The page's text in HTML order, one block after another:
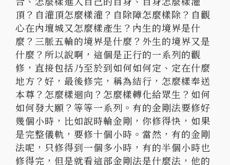
頂？自灌頂怎麼樣灌？ 自除障怎麼樣除？自觀
心在內壇城又怎麼樣產生？ 內生的境界是什
麼？三脈五輪的境界是什麼？外生的境界又是
什麼？ 所以說啊，這個是正行的一系列的觀
修， 直接包括乃至於到如何如何定、定在什麼
地方？好，最後修完， 稱為結行，怎麼樣奉送
本尊？怎麼樣迴向？怎麼樣轉化給眾生？ 如何
如何發大願？等等一系列。有的金剛法要修好
幾個小時， 比如說時輪金剛，你修得快，如果
是完整儀軌，要修十個小時。 當然，有的金剛
法呢，只修得到一個多小時， 有的半個小時也
修得完，但是就看這部金剛法是什麼法， 他的